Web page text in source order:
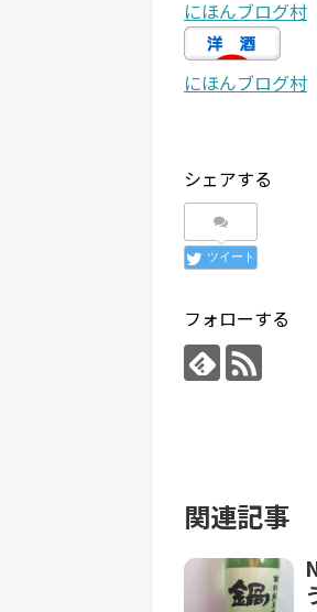
にほんブログ村
にほんブログ村
シェアする
ツイート
フォローする
関連記事